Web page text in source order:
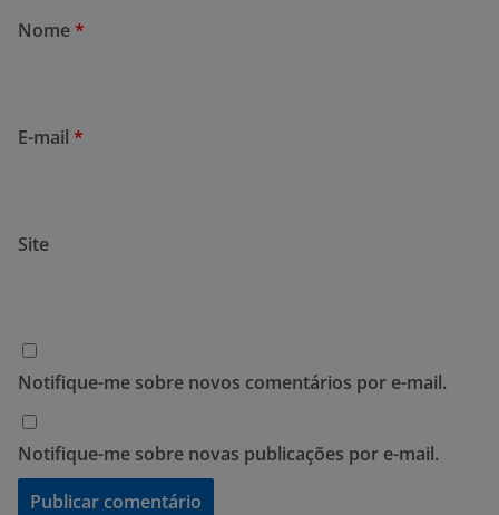
Nome*
E-mail *
Site
Notifique-me sobre novos comentários por e-mail.
Notifique-me sobre novas publicações por e-mail.